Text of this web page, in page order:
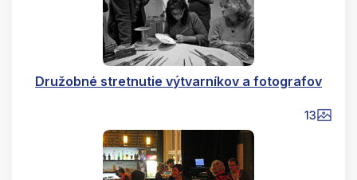
Družobné stretnutie výtvarníkov a fotografov
13